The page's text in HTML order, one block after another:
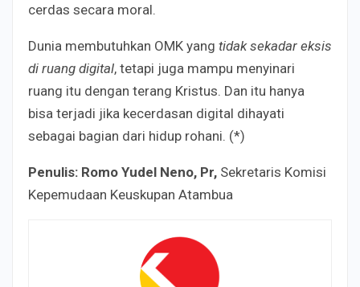
cerdas secara moral.
Dunia membutuhkan OMK yang tidak sekadar eksis
di ruang digital, tetapi juga mampu menyinari
ruang itu dengan terang Kristus. Dan itu hanya
bisa terjadi jika kecerdasan digital dihayati
sebagai bagian dari hidup rohani. (*)
Penulis: Romo Yudel Neno, Pr, Sekretaris Komisi
Kepemudaan Keuskupan Atambua